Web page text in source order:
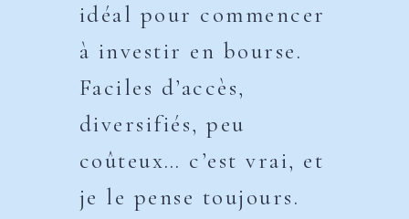
idéal pour commencer
à investir en bourse.
Faciles d’accès,
diversifiés, peu
coûteux… c’est vrai, et
je le pense toujours.